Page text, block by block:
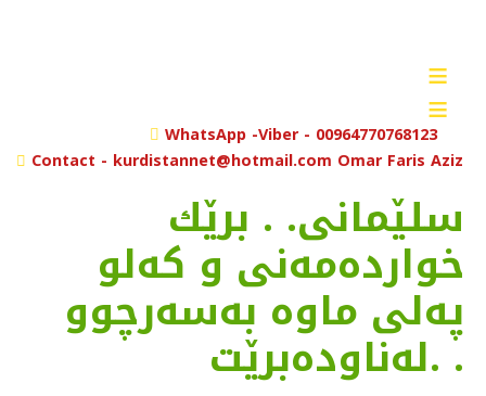
≡
≡
WhatsApp -Viber - 00964770768123
Contact - kurdistannet@hotmail.com Omar Faris Aziz
سلێمانی. . برێك
خوارده‌مه‌نی و كه‌لو
په‌لی ماوه‌ به‌سه‌رچوو
له‌ناوده‌برێت. .